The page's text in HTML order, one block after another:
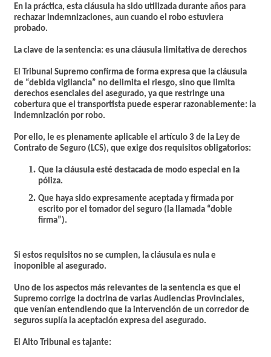
En la práctica, esta cláusula ha sido utilizada durante años para
rechazar indemnizaciones, aun cuando el robo estuviera
probado.
La clave de la sentencia: es una cláusula limitativa de derechos
El Tribunal Supremo confirma de forma expresa que la cláusula
de “debida vigilancia” no delimita el riesgo, sino que limita
derechos esenciales del asegurado, ya que restringe una
cobertura que el transportista puede esperar razonablemente: la
indemnización por robo.
Por ello, le es plenamente aplicable el artículo 3 de la Ley de
Contrato de Seguro (LCS), que exige dos requisitos obligatorios:
Que la cláusula esté destacada de modo especial en la
póliza.
Que haya sido expresamente aceptada y firmada por
escrito por el tomador del seguro (la llamada “doble
firma”).
Si estos requisitos no se cumplen, la cláusula es nula e
inoponible al asegurado.
Uno de los aspectos más relevantes de la sentencia es que el
Supremo corrige la doctrina de varias Audiencias Provinciales,
que venían entendiendo que la intervención de un corredor de
seguros suplía la aceptación expresa del asegurado.
El Alto Tribunal es tajante: